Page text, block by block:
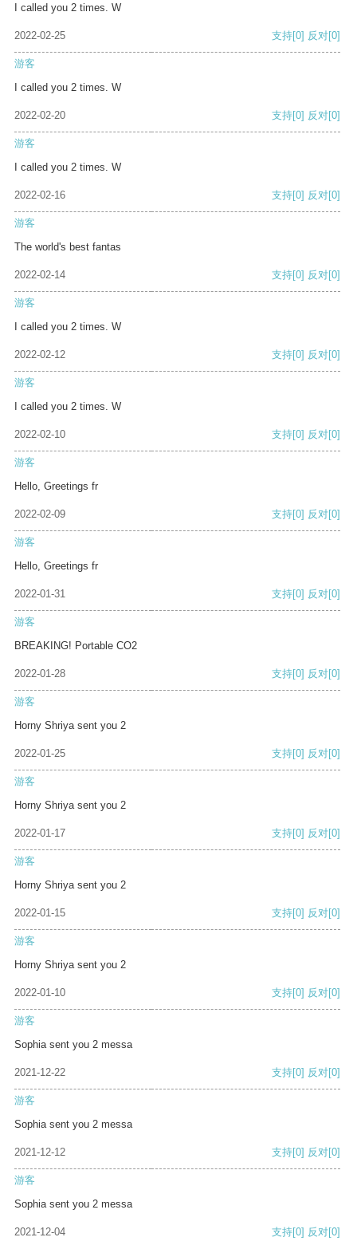
I called you 2 times. W
2022-02-25 支持[0] 反对[0]
游客
I called you 2 times. W
2022-02-20 支持[0] 反对[0]
游客
I called you 2 times. W
2022-02-16 支持[0] 反对[0]
游客
The world's best fantas
2022-02-14 支持[0] 反对[0]
游客
I called you 2 times. W
2022-02-12 支持[0] 反对[0]
游客
I called you 2 times. W
2022-02-10 支持[0] 反对[0]
游客
Hello, Greetings fr
2022-02-09 支持[0] 反对[0]
游客
Hello, Greetings fr
2022-01-31 支持[0] 反对[0]
游客
BREAKING! Portable CO2
2022-01-28 支持[0] 反对[0]
游客
Horny Shriya sent you 2
2022-01-25 支持[0] 反对[0]
游客
Horny Shriya sent you 2
2022-01-17 支持[0] 反对[0]
游客
Horny Shriya sent you 2
2022-01-15 支持[0] 反对[0]
游客
Horny Shriya sent you 2
2022-01-10 支持[0] 反对[0]
游客
Sophia sent you 2 messa
2021-12-22 支持[0] 反对[0]
游客
Sophia sent you 2 messa
2021-12-12 支持[0] 反对[0]
游客
Sophia sent you 2 messa
2021-12-04 支持[0] 反对[0]